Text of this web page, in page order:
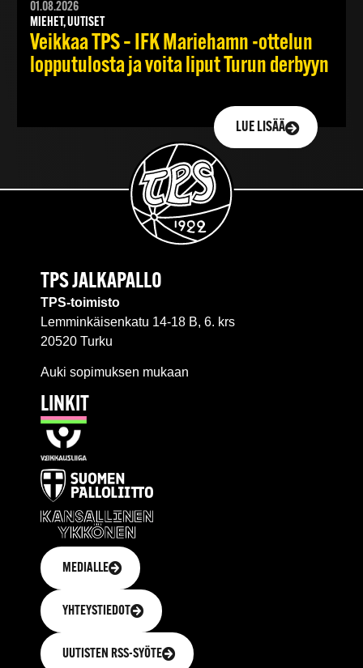
01.08.2026
MIEHET, UUTISET
Veikkaa TPS – IFK Mariehamn -ottelun
lopputulosta ja voita liput Turun derbyyn
LUE LISÄÄ
TPS JALKAPALLO
TPS-toimisto
Lemminkäisenkatu 14-18 B, 6. krs
20520 Turku
Auki sopimuksen mukaan
LINKIT
MEDIALLE
YHTEYSTIEDOT
UUTISTEN RSS-SYÖTE